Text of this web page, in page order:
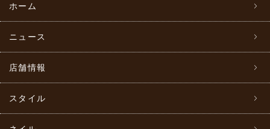
ホーム
ニュース
店舗情報
スタイル